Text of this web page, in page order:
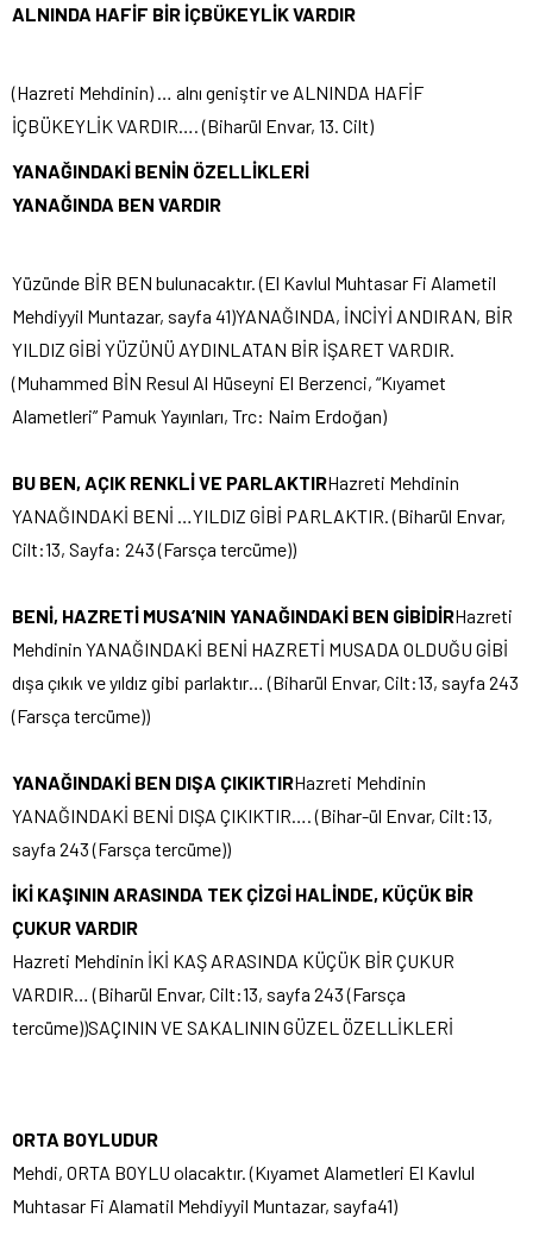
ALNINDA HAFİF BİR İÇBÜKEYLİK VARDIR
(Hazreti Mehdinin) … alnı geniştir ve ALNINDA HAFİF
İÇBÜKEYLİK VARDIR…. (Biharül Envar, 13. Cilt)
YANAĞINDAKİ BENİN ÖZELLİKLERİ
YANAĞINDA BEN VARDIR
Yüzünde BİR BEN bulunacaktır. (El Kavlul Muhtasar Fi Alametil
Mehdiyyil Muntazar, sayfa 41)YANAĞINDA, İNCİYİ ANDIRAN, BİR
YILDIZ GİBİ YÜZÜNÜ AYDINLATAN BİR İŞARET VARDIR.
(Muhammed BİN Resul Al Hüseyni El Berzenci, “Kıyamet
Alametleri” Pamuk Yayınları, Trc: Naim Erdoğan)
BU BEN, AÇIK RENKLİ VE PARLAKTIRHazreti Mehdinin
YANAĞINDAKİ BENİ …YILDIZ GİBİ PARLAKTIR. (Biharül Envar,
Cilt:13, Sayfa: 243 (Farsça tercüme))
BENİ, HAZRETİ MUSA’NIN YANAĞINDAKİ BEN GİBİDİRHazreti
Mehdinin YANAĞINDAKİ BENİ HAZRETİ MUSADA OLDUĞU GİBİ
dışa çıkık ve yıldız gibi parlaktır… (Biharül Envar, Cilt:13, sayfa 243
(Farsça tercüme))
YANAĞINDAKİ BEN DIŞA ÇIKIKTIRHazreti Mehdinin
YANAĞINDAKİ BENİ DIŞA ÇIKIKTIR…. (Bihar-ül Envar, Cilt:13,
sayfa 243 (Farsça tercüme))
İKİ KAŞININ ARASINDA TEK ÇİZGİ HALİNDE, KÜÇÜK BİR
ÇUKUR VARDIR
Hazreti Mehdinin İKİ KAŞ ARASINDA KÜÇÜK BİR ÇUKUR
VARDIR… (Biharül Envar, Cilt:13, sayfa 243 (Farsça
tercüme))SAÇININ VE SAKALININ GÜZEL ÖZELLİKLERİ
ORTA BOYLUDUR
Mehdi, ORTA BOYLU olacaktır. (Kıyamet Alametleri El Kavlul
Muhtasar Fi Alamatil Mehdiyyil Muntazar, sayfa41)